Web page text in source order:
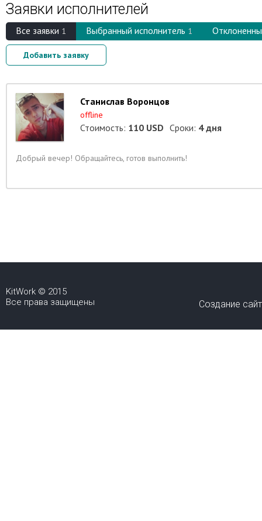
Заявки исполнителей
Вcе заявки 1 Выбранный исполнитель 1
Добавить заявку
Станислав Воронцов
offline
Стоимость: 110 USD Сроки: 4 дня
Добрый вечер! Обращайтесь, готов выполнить!
KitWork © 2015
Все права защищены
Создание